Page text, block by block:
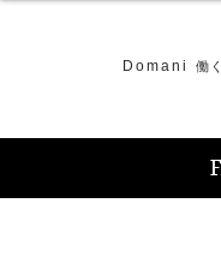
Domani 働